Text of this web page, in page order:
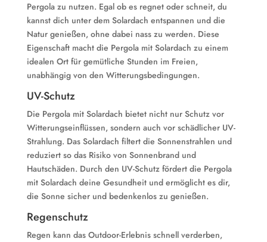
Pergola zu nutzen. Egal ob es regnet oder schneit, du
kannst dich unter dem Solardach entspannen und die
Natur genießen, ohne dabei nass zu werden. Diese
Eigenschaft macht die Pergola mit Solardach zu einem
idealen Ort für gemütliche Stunden im Freien,
unabhängig von den Witterungsbedingungen.
UV-Schutz
Die Pergola mit Solardach bietet nicht nur Schutz vor
Witterungseinflüssen, sondern auch vor schädlicher UV-
Strahlung. Das Solardach filtert die Sonnenstrahlen und
reduziert so das Risiko von Sonnenbrand und
Hautschäden. Durch den UV-Schutz fördert die Pergola
mit Solardach deine Gesundheit und ermöglicht es dir,
die Sonne sicher und bedenkenlos zu genießen.
Regenschutz
Regen kann das Outdoor-Erlebnis schnell verderben,